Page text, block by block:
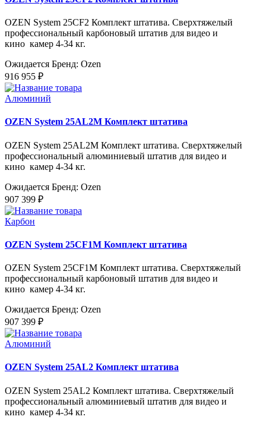
OZEN System 25CF2 Комплект штатива. Сверхтяжелый
профессиональный карбоновый штатив для видео и
кино камер 4-34 кг.
Ожидается Бренд: Ozen
916 955 ₽
Алюминий
OZEN System 25AL2M Комплект штатива
OZEN System 25AL2M Комплект штатива. Сверхтяжелый
профессиональный алюминиевый штатив для видео и
кино камер 4-34 кг.
Ожидается Бренд: Ozen
907 399 ₽
Карбон
OZEN System 25CF1M Комплект штатива
OZEN System 25CF1M Комплект штатива. Сверхтяжелый
профессиональный карбоновый штатив для видео и
кино камер 4-34 кг.
Ожидается Бренд: Ozen
907 399 ₽
Алюминий
OZEN System 25AL2 Комплект штатива
OZEN System 25AL2 Комплект штатива. Сверхтяжелый
профессиональный алюминиевый штатив для видео и
кино камер 4-34 кг.